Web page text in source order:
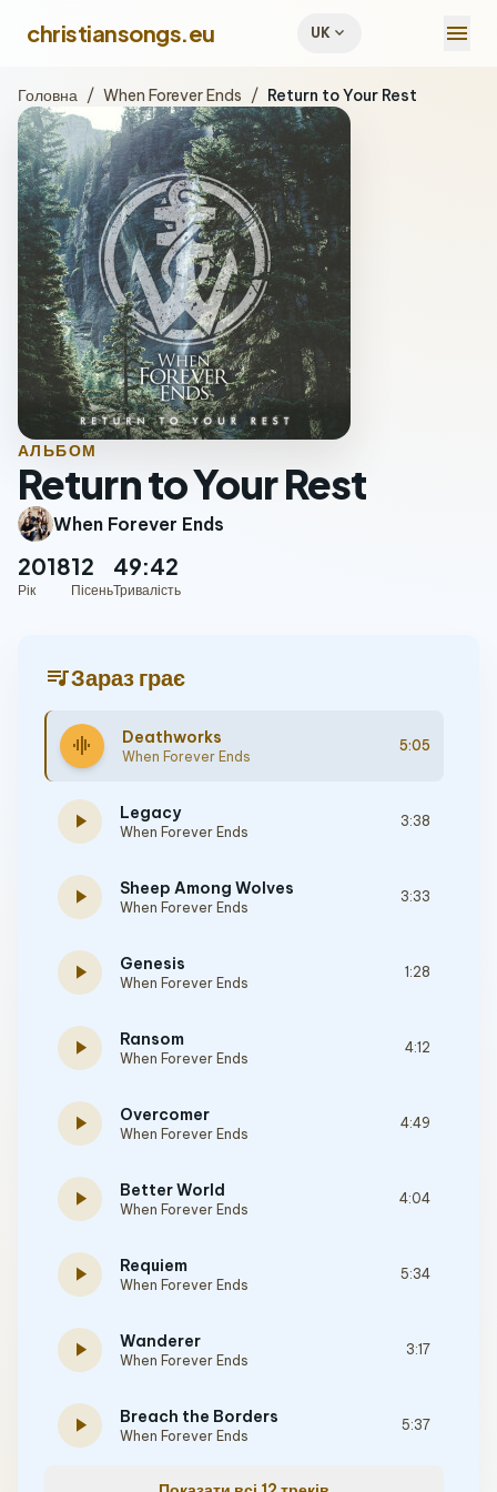
christiansongs.eu UKexpand_more menu
Головна / When Forever Ends / Return to Your Rest
АЛЬБОМ
Return to Your Rest
When Forever Ends
2018
Рік
12
Пісень
49:42
Тривалість
queue_musicЗараз грає
graphic_eq Deathworks
When Forever Ends
5:05
play_arrow Legacy
When Forever Ends
3:38
play_arrow Sheep Among Wolves
When Forever Ends
3:33
play_arrow Genesis
When Forever Ends
1:28
play_arrow Ransom
When Forever Ends
4:12
play_arrow Overcomer
When Forever Ends
4:49
play_arrow Better World
When Forever Ends
4:04
play_arrow Requiem
When Forever Ends
5:34
play_arrow Wanderer
When Forever Ends
3:17
play_arrow Breach the Borders
When Forever Ends
5:37